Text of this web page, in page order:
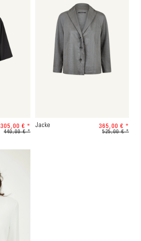
305,00 € *
440,00 € *
Jacke 365,00 € *
525,00 € *